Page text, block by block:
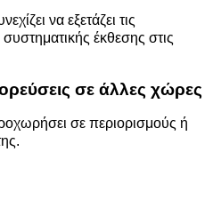
να εξετάζει τις
έκθεσης στις
σε άλλες χώρες
σε περιορισμούς ή